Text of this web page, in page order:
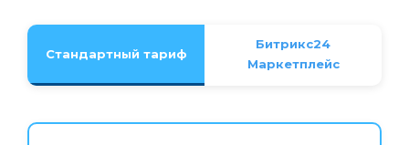
Стандартный тариф
Битрикс24
Маркетплейс